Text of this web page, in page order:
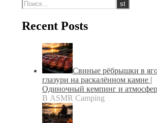
Recent Posts
Свиные рёбрышки в
глазури на раскалённом камне |
Одиночный кемпинг и
В ASMR Camping